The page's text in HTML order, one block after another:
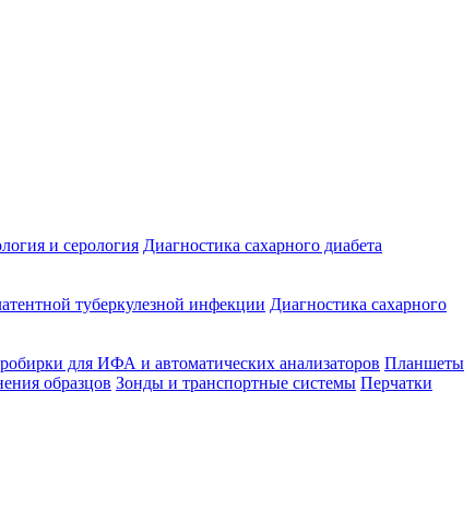
и серология Диагностика сахарного диабета
туберкулезной инфекции Диагностика сахарного
для ИФА и автоматических анализаторов Планшеты
образцов Зонды и транспортные системы Перчатки